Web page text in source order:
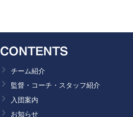
CONTENTS
チーム紹介
監督・コーチ・スタッフ紹介
入団案内
お知らせ